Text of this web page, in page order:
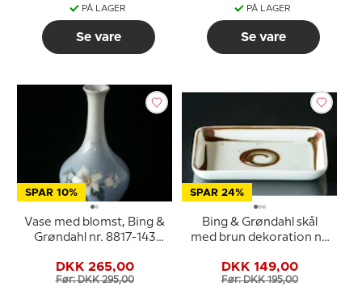
PÅ LAGER
Se vare
PÅ LAGER
Se vare
SPAR 10%
Vase med blomst, Bing &
Grøndahl nr. 8817-143
DKK 265,00
Før: DKK 295,00
SPAR 24%
Bing & Grøndahl skål
med brun dekoration nr.
DKK 149,00
Før: DKK 195,00